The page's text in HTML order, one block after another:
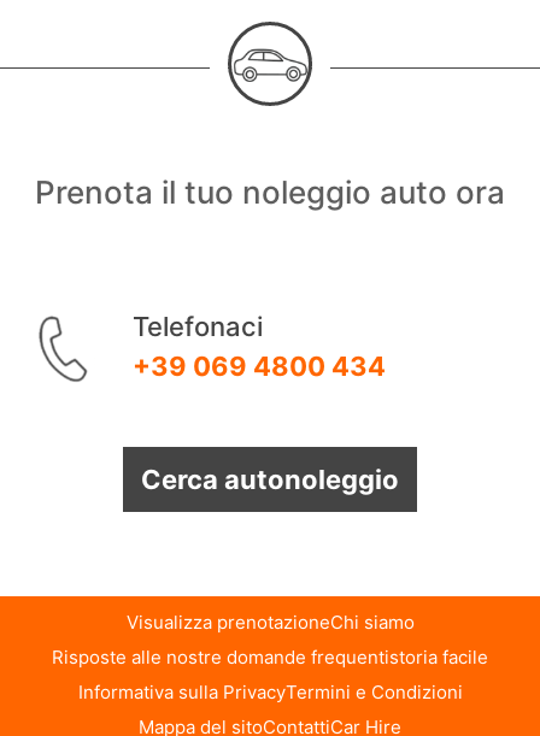
Prenota il tuo noleggio auto ora
Telefonaci
+39 069 4800 434
Cerca autonoleggio
Visualizza prenotazioneChi siamo
Risposte alle nostre domande frequentistoria facile
Informativa sulla PrivacyTermini e Condizioni
Mappa del sitoContattiCar Hire